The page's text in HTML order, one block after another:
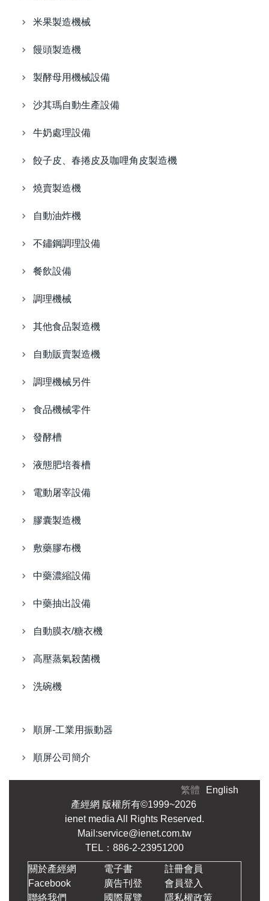
米果製造機械
饅頭製造機
製酵母用機械設備
沙其瑪自動生產設備
牛奶處理設備
餃子皮、春捲皮及咖哩角皮製造機
燒賣製造機
自動油炸機
不鏽鋼調理設備
餐飲設備
調理機械
其他食品製造機
自動販賣製造機
調理機械另件
食品機械零件
發酵槽
液態肥培養槽
電動屠宰設備
膠囊製造機
敷藥膠布機
中藥濃縮設備
中藥抽出設備
自動膜衣/糖衣機
高壓蒸氣殺菌機
洗碗機
順屏-工業用振動器
順屏公司簡介
繁體
English
產經網 版權所有©1999~2026
ienet media All Rights Reserved.
Mail:service@ienet.com.tw
TEL：886-2-23951200
關於產經網
Facebook
聯絡我們
電子書
廣告刊登
國際展覽
註冊會員
會員登入
隱私權政策